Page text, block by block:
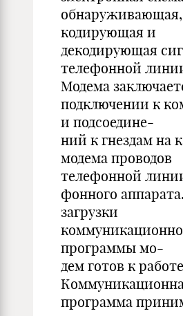
обнаруживающая,
кодирующая и
декодирующая
телефонной
Mодема
подключении к
и подсоедине-
ний к гнездам на
модема проводов
телефонной
фонного
загрузки
программы мо-
дем готов к
программа